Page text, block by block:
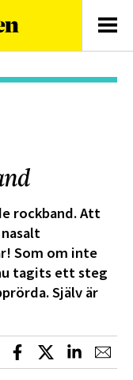
rockband. Att
Som om inte
tagits ett steg
Själv är
Dela på Facebook
Dela på XDela på